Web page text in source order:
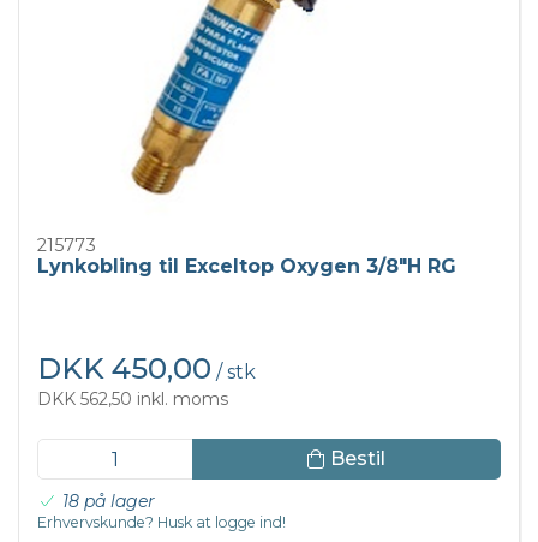
215773
Lynkobling til Exceltop Oxygen 3/8"H RG
DKK 450,00 / stk
DKK 562,50 inkl. moms
Bestil
18 på lager
Erhvervskunde? Husk at logge ind!